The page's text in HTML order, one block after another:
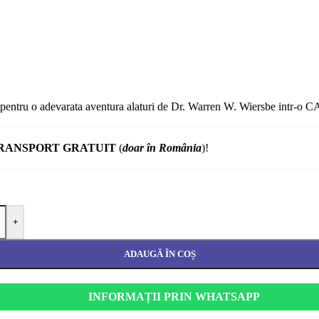
pentru o adevarata aventura alaturi de Dr. Warren W. Wiersbe
GRATUIT (doar în România)!
+
ADAUGĂ ÎN COȘ
INFORMAȚII PRIN WHATSAPP